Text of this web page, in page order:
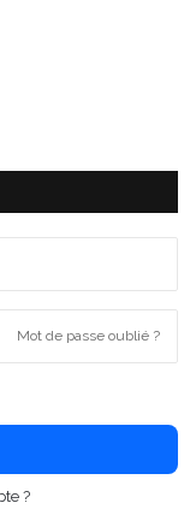
Mot de passe oublié ?
?